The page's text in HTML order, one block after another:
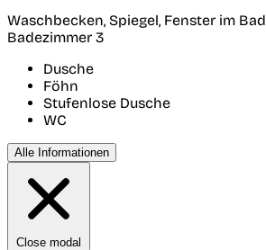
Waschbecken, Spiegel, Fenster im Bad
Badezimmer 3
Dusche
Föhn
Stufenlose Dusche
WC
Alle Informationen
Close modal